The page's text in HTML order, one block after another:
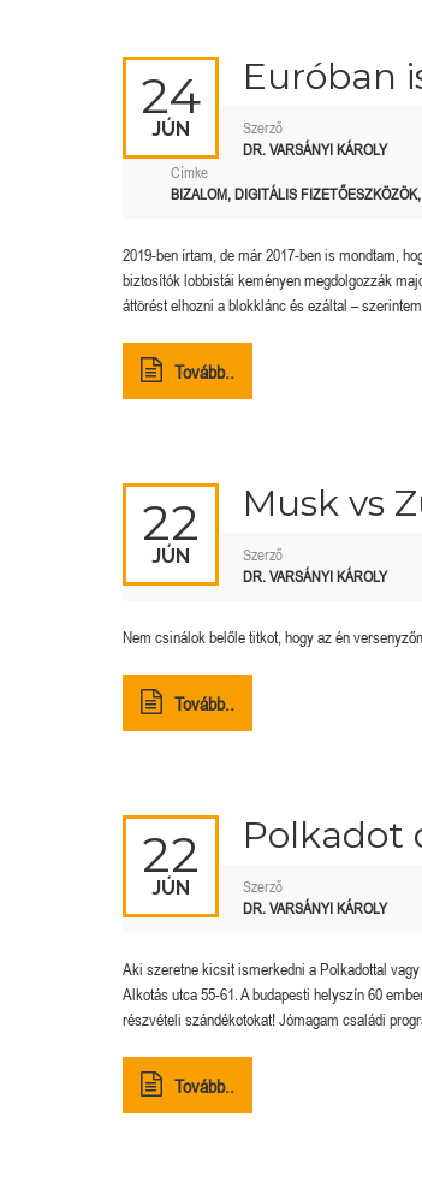
24
JÚN
Euróban
Szerző
DR. VARSÁNYI KÁROLY
Címke
BIZALOM, DIGITÁLIS FIZETŐESZKÖZÖK,
2019-ben írtam, de már 2017-ben is mondtam,
biztosítók lobbistái keményen megdolgozzák
áttörést elhozni a blokklánc és ezáltal –
Tovább..
22
JÚN
Musk vs
Szerző
DR. VARSÁNYI KÁROLY
Nem csinálok belőle titkot, hogy az én
Tovább..
22
JÚN
Polkadot
Szerző
DR. VARSÁNYI KÁROLY
Aki szeretne kicsit ismerkedni a Polkadottal
Alkotás utca 55-61. A budapesti helyszín 60
részvételi szándékotokat! Jómagam családi
Tovább..